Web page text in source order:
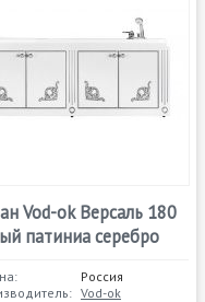
Vod-ok Версаль 180
патиниа серебро
Россия
Vod-ok